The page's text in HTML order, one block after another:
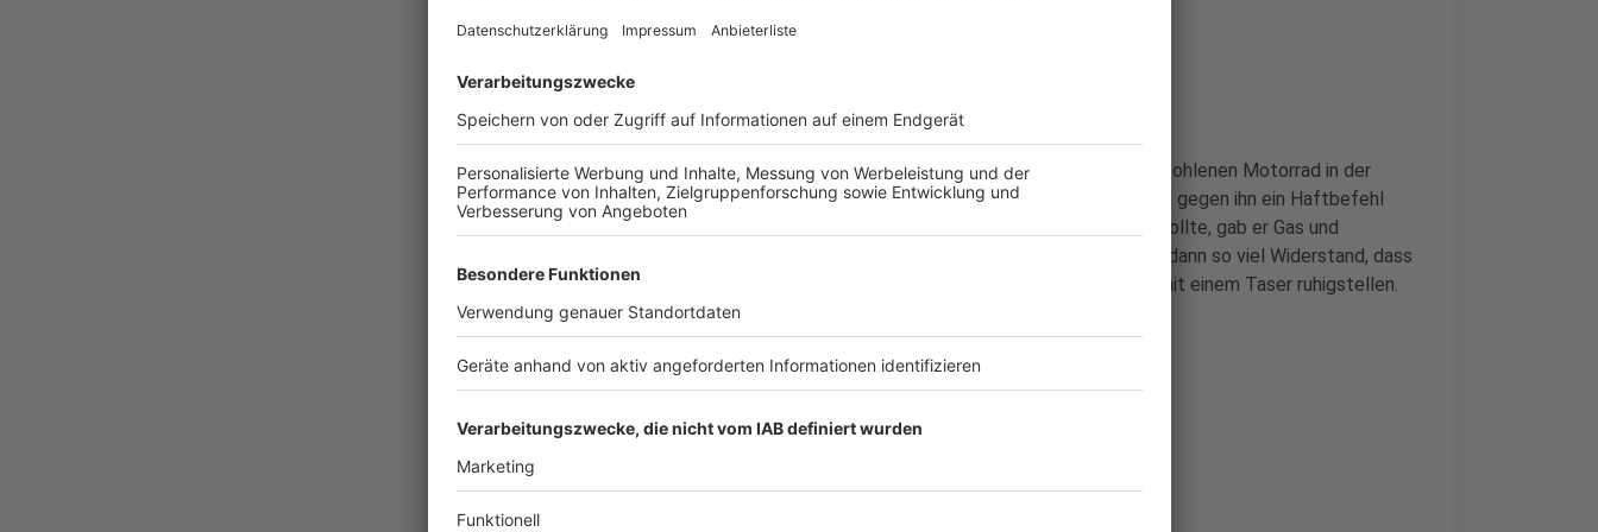
Taser-Einsatz der Polizei
Anzeige
Angetrunken und viel zu schnell – so war ein Mann mit einem gestohlenen Motorrad in der
Nacht zum Feiertag (3. Oktober) in Köln unterwegs. Außerdem lag gegen ihn ein Haftbefehl
vor. Als die Polizei ihn nachts auf der Aachener Straße anhalten wollte, gab er Gas und
fuhr über mehrere rote Ampeln. Bei seiner Festnahme leistete er dann so viel Widerstand, dass
ein Polizist leicht verletzt wurde. Die Beamten konnten ihn erst mit einem Taser ruhigstellen.
Anzeige
Weitere Themen von Rhein und Erft